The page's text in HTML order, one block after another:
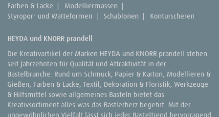
Farben & Lacke | Modelliermassen |
Styropor- und Watteformen | Schablonen | Konturscheren
HEYDA und KNORR prandell
Die Kreativartikel der Marken HEYDA und KNORR prandell stehen
seit Jahrzehnten für Qualität und Attraktivität in der
Bastelbranche. Rund um Schmuck, Papier & Karton, Modellieren &
Gießen, Farben & Lacke, Textil, Dekoration & Floristik, Werkzeuge
& Hilfsmittel sowie allgemeines Basteln bietet das
Kreativsortiment alles was das Bastlerherz begehrt. Mit der
ungewöhnlichen Vielfalt lässt sich jeder Basteltrend hervorragend